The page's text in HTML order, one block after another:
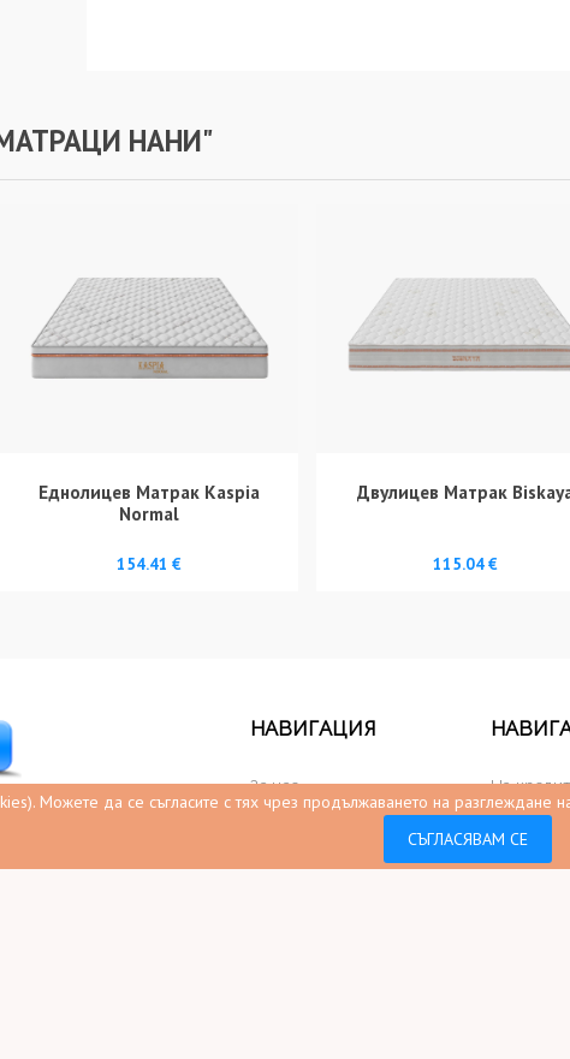
НАНИ"
Еднолицев Матрак Kaspia
Normal
154.41 €
Двулицев Матрак
115.04 €
и обзавеждане
НАВИГАЦИЯ
За нас На
Социални
Можете да се съгласите с тях чрез продължаването на разглеждане
СЪГЛАСЯВАМ СЕ